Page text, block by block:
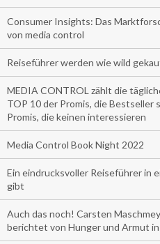
Consumer Insights: Das
von media control
Reiseführer werden wie wild
MEDIA CONTROL zählt die
TOP 10 der Promis, die Bestseller
Promis, die keinen interessieren
Media Control Book Night 2022
Ein eindrucksvoller Reiseführer in
gibt
Auch das noch! Carsten
berichtet von Hunger und Armut